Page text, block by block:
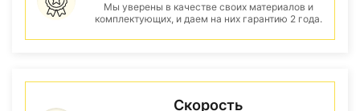
Мы уверены в качестве своих материалов и
комплектующих, и даем на них гарантию 2 года.
Скорость